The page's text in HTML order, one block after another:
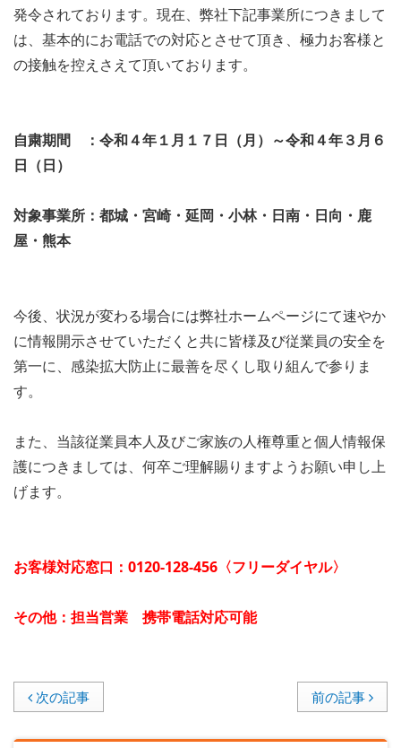
発令されております。現在、弊社下記事業所につきまして
は、基本的にお電話での対応とさせて頂き、極力お客様と
の接触を控えさえて頂いております。
自粛期間 ：令和４年１月１７日（月）～令和４年３月６
日（日）
対象事業所：都城・宮崎・延岡・小林・日南・日向・鹿
屋・熊本
今後、状況が変わる場合には弊社ホームページにて速やか
に情報開示させていただくと共に皆様及び従業員の安全を
第一に、感染拡大防止に最善を尽くし取り組んで参りま
す。
また、当該従業員本人及びご家族の人権尊重と個人情報保
護につきましては、何卒ご理解賜りますようお願い申し上
げます。
お客様対応窓口：0120-128-456〈フリーダイヤル〉
その他：担当営業 携帯電話対応可能
次の記事 前の記事